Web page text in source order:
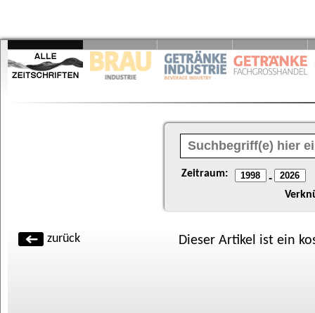
Zeitraum: -
zurück Dieser Artikel ist ein